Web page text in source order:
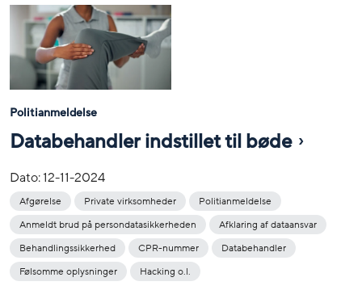
Politianmeldelse
Databehandler indstillet til bøde
Dato:12-11-2024
Afgørelse Private virksomheder
Politianmeldelse
Anmeldt brud på persondatasikkerheden
Afklaring af dataansvar
Behandlingssikkerhed
CPR-nummer
Databehandler
Følsomme oplysninger
Hacking o.l.